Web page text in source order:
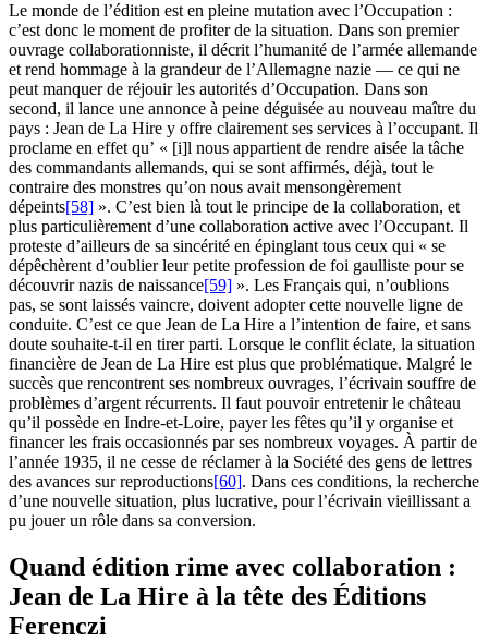
Le monde de l’édition est en pleine mutation avec l’Occupation :
c’est donc le moment de profiter de la situation. Dans son premier
ouvrage collaborationniste, il décrit l’humanité de l’armée allemande
et rend hommage à la grandeur de l’Allemagne nazie — ce qui ne
peut manquer de réjouir les autorités d’Occupation. Dans son
second, il lance une annonce à peine déguisée au nouveau maître du
pays : Jean de La Hire y offre clairement ses services à l’occupant. Il
proclame en effet qu’ « [i]l nous appartient de rendre aisée la tâche
des commandants allemands, qui se sont affirmés, déjà, tout le
contraire des monstres qu’on nous avait mensongèrement
dépeints[58] ». C’est bien là tout le principe de la collaboration, et
plus particulièrement d’une collaboration active avec l’Occupant. Il
proteste d’ailleurs de sa sincérité en épinglant tous ceux qui « se
dépêchèrent d’oublier leur petite profession de foi gaulliste pour se
découvrir nazis de naissance[59] ». Les Français qui, n’oublions
pas, se sont laissés vaincre, doivent adopter cette nouvelle ligne de
conduite. C’est ce que Jean de La Hire a l’intention de faire, et sans
doute souhaite-t-il en tirer parti. Lorsque le conflit éclate, la situation
financière de Jean de La Hire est plus que problématique. Malgré le
succès que rencontrent ses nombreux ouvrages, l’écrivain souffre de
problèmes d’argent récurrents. Il faut pouvoir entretenir le château
qu’il possède en Indre-et-Loire, payer les fêtes qu’il y organise et
financer les frais occasionnés par ses nombreux voyages. À partir de
l’année 1935, il ne cesse de réclamer à la Société des gens de lettres
des avances sur reproductions[60]. Dans ces conditions, la recherche
d’une nouvelle situation, plus lucrative, pour l’écrivain vieillissant a
pu jouer un rôle dans sa conversion.
Quand édition rime avec collaboration :
Jean de La Hire à la tête des Éditions
Ferenczi